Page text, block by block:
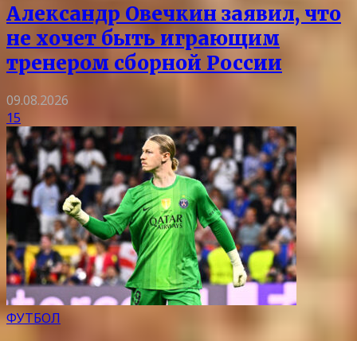
Александр Овечкин заявил, что
не хочет быть играющим
тренером сборной России
09.08.2026
15
ФУТБОЛ